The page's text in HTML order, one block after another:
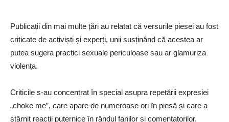
Publicații din mai multe țări au relatat că versurile piesei au fost
criticate de activiști și experți, unii susținând că acestea ar
putea sugera practici sexuale periculoase sau ar glamuriza
violența.
Criticile s-au concentrat în special asupra repetării expresiei
„choke me”, care apare de numeroase ori în piesă și care a
stârnit reacții puternice în rândul fanilor și comentatorilor.